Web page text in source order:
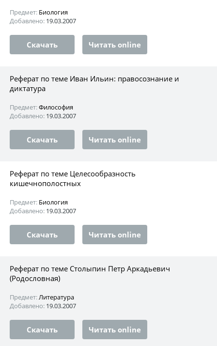
Предмет: Биология
Добавлено: 19.03.2007
Скачать Читать online
Реферат по теме Иван Ильин: правосознание и
диктатура
Предмет:Философия
Добавлено: 19.03.2007
Скачать Читать online
Реферат по теме Целесообразность
кишечнополостных
Предмет: Биология
Добавлено: 19.03.2007
Скачать Читать online
Реферат по теме Столыпин Петр Аркадьевич
(Родословная)
Предмет:Литература
Добавлено: 19.03.2007
Скачать Читать online